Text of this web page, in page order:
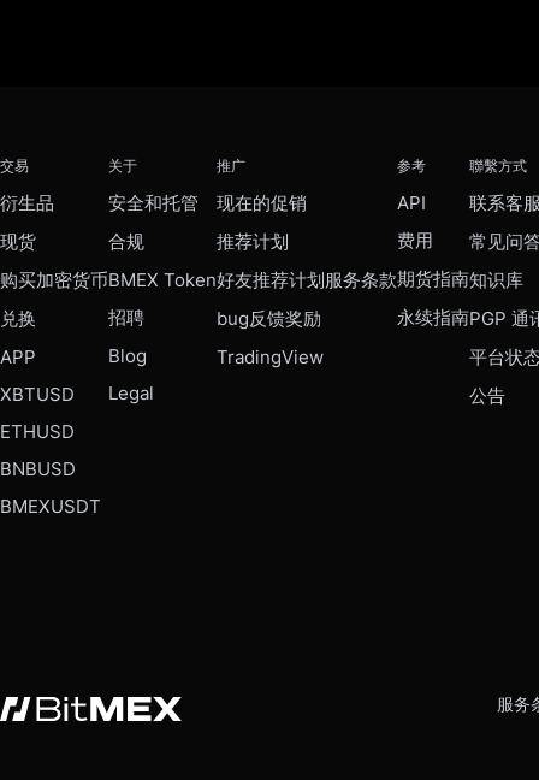
交易
衍生品
现货
购买加密货币
兑换
APP
XBTUSD
ETHUSD
BNBUSD
BMEXUSDT
关于
安全和托管
合规
BMEX Token
招聘
Blog
Legal
推广
现在的促销
推荐计划
好友推荐计划服务条款
bug反馈奖励
TradingView
参考
API
费用
期货指南
永续指南
聯繫方式
联系客
常见问
知识库
PGP 通
平台状
公告
服务